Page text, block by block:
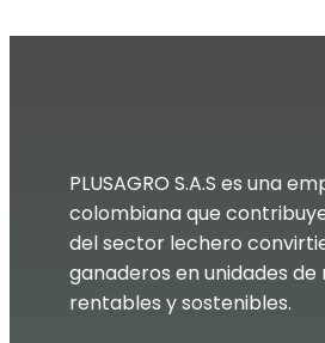
PLUSAGRO S.A.S es una
colombiana que
del sector lechero
ganaderos en unidades de
rentables y sostenibles.